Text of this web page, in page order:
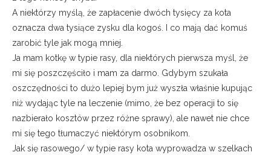
A niektórzy myślą, że zapłacenie dwóch tysięcy za kota
oznacza dwa tysiące zysku dla kogoś. I co mają dać komuś
zarobić tyle jak mogą mniej.
Ja mam kotkę w typie rasy, dla niektórych pierwsza myśl, że
mi się poszczęściło i mam za darmo. Gdybym szukała
oszczędności to dużo lepiej bym już wyszła właśnie kupując
niż wydając tyle na leczenie (mimo, że bez operacji to się
nazbierało kosztów przez różne sprawy), ale nawet nie chce
mi się tego tłumaczyć niektórym osobnikom.
Jak się rasowego/ w typie rasy kota wyprowadza w szelkach